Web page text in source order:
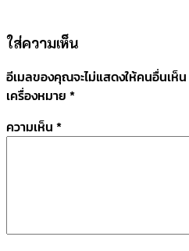
ใส่ความเห็น
อีเมลของคุณจะไม่แสดงให้คนอื่นเห็น
เครื่องหมาย *
ความเห็น *